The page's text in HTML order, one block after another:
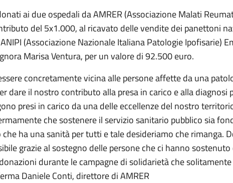
ai due ospedali da AMRER (Associazione Malati
del 5x1.000, al ricavato delle vendite dei panettoni
(Associazione Nazionale Italiana Patologie Ipofisarie)
Marisa Ventura, per un valore di 92.500 euro.
concretamente vicina alle persone affette da una
dare il nostro contributo alla presa in carico e alla diagnosi
presi in carico da una delle eccellenze del nostro
che sostenere il servizio sanitario pubblico sia
che ha una sanità per tutti e tale desideriamo che rimanga.
grazie al sostegno delle persone che ci hanno
durante le campagne di solidarietà che
Daniele Conti, direttore di AMRER